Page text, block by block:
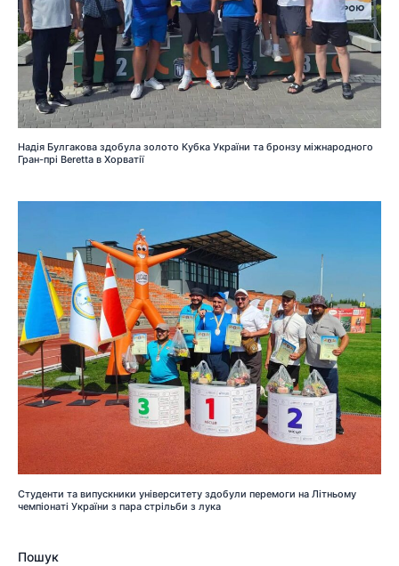
Надія Булгакова здобула золото Кубка України та бронзу міжнародного
Гран-прі Beretta в Хорватії
Студенти та випускники університету здобули перемоги на Літньому
чемпіонаті України з пара стрільби з лука
Пошук